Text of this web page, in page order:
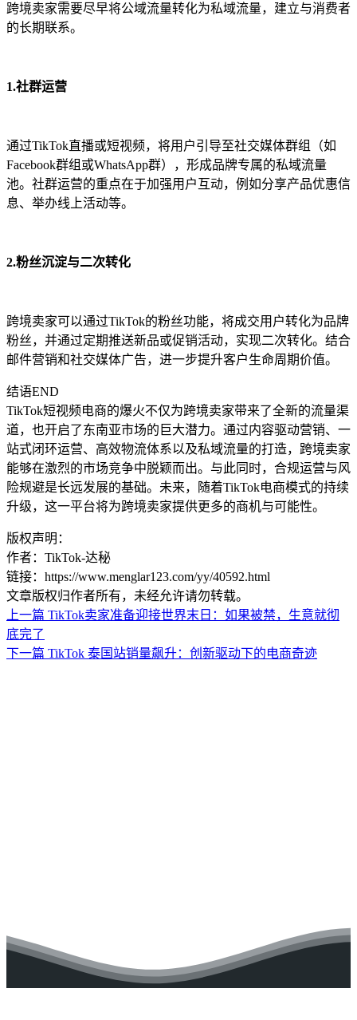
跨境卖家需要尽早将公域流量转化为私域流量，建立与消费者
的长期联系。
1.社群运营
通过TikTok直播或短视频，将用户引导至社交媒体群组（如
Facebook群组或WhatsApp群），形成品牌专属的私域流量
池。社群运营的重点在于加强用户互动，例如分享产品优惠信
息、举办线上活动等。
2.粉丝沉淀与二次转化
跨境卖家可以通过TikTok的粉丝功能，将成交用户转化为品牌
粉丝，并通过定期推送新品或促销活动，实现二次转化。结合
邮件营销和社交媒体广告，进一步提升客户生命周期价值。
结语END
TikTok短视频电商的爆火不仅为跨境卖家带来了全新的流量渠
道，也开启了东南亚市场的巨大潜力。通过内容驱动营销、一
站式闭环运营、高效物流体系以及私域流量的打造，跨境卖家
能够在激烈的市场竞争中脱颖而出。与此同时，合规运营与风
险规避是长远发展的基础。未来，随着TikTok电商模式的持续
升级，这一平台将为跨境卖家提供更多的商机与可能性。
版权声明：
作者：TikTok-达秘
链接：https://www.menglar123.com/yy/40592.html
文章版权归作者所有，未经允许请勿转载。
上一篇 TikTok卖家准备迎接世界末日：如果被禁，生意就彻
底完了
下一篇 TikTok 泰国站销量飙升：创新驱动下的电商奇迹